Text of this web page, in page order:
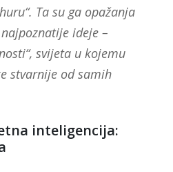
Ta su ga opažanja
ideje –
svijeta u kojemu
stvarnije od samih
inteligencija: